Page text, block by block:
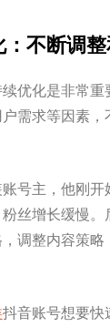
：不断调
优化是非常重
需求等因素，
号主，他刚开
丝增长缓慢。
调整内容策略
抖音账号想要快